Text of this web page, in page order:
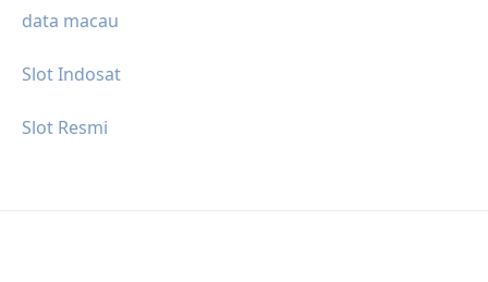
data macau
Slot Indosat
Slot Resmi